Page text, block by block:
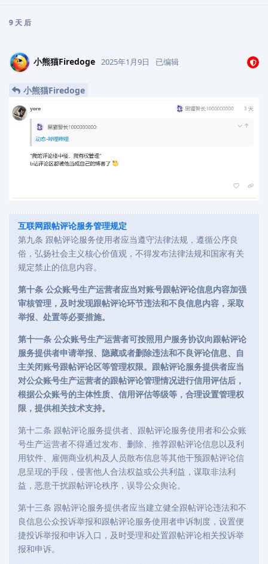
9 天 后
小熊猫Firedoge 2025年1月9日 已编辑
小熊猫Firedoge
互联网跟帖评论服务管理规定
第九条 跟帖评论服务使用者应当遵守法律法规，遵循公序良
俗，弘扬社会主义核心价值观，不得发布法律法规和国家有关
规定禁止的信息内容。
第十条 公众账号生产运营者应当对账号跟帖评论信息内容加强
审核管理，及时发现跟帖评论环节违法和不良信息内容，采取
举报、处置等必要措施。
第十一条 公众账号生产运营者可按照用户服务协议向跟帖评论
服务提供者申请举报、隐藏或者删除违法和不良评论信息、自
主关闭账号跟帖评论区等管理权限。跟帖评论服务提供者应当
对公众账号生产运营者的跟帖评论管理情况进行信用评估后，
根据公众账号的主体性质、信用评估等级等，合理设置管理权
限，提供相关技术支持。
第十二条 跟帖评论服务提供者、跟帖评论服务使用者和公众账
号生产运营者不得通过发布、删除、推荐跟帖评论信息以及利
用软件、雇佣商业机构及人员散布信息等其他干预跟帖评论信
息呈现的手段，侵害他人合法权益或公共利益，谋取非法利
益，恶意干扰跟帖评论秩序，误导公众舆论。
第十三条 跟帖评论服务提供者应当建立健全跟帖评论违法和不
良信息公众投诉举报和跟帖评论服务使用者申诉制度，设置便
捷投诉举报和申诉入口，及时受理和处置跟帖评论相关投诉举
报和申诉。